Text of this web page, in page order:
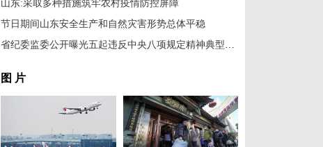
山东:采取多种措施筑牢农村疫情防控屏障
节日期间山东安全生产和自然灾害形势总体平稳
省纪委监委公开曝光五起违反中央八项规定精神典型问题
图 片